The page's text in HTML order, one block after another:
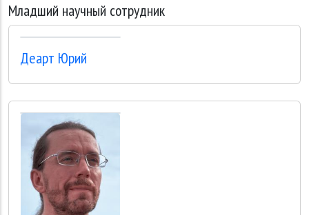
Младший научный сотрудник
Деарт Юрий